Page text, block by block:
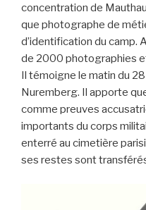
concentration de
que photographe de
d’identification du camp.
de 2000 photographies
Il témoigne le matin du
Nuremberg. Il apporte
comme preuves
importants du corps
enterré au cimetière
ses restes sont